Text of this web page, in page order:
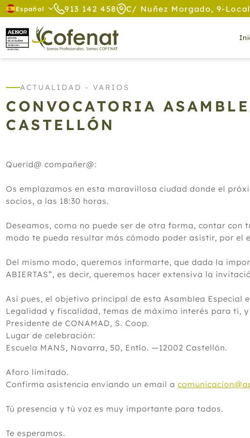
Español 913 142 458 C/ Nuñez Morgado, 9-
ACTUALIDAD - VARIOS
CONVOCATORIA
CASTELLÓN
Querid@ compañer@:
Os emplazamos en esta maravillosa ciudad donde el
socios, a las 18:30 horas.
Deseamos, como no puede ser de otra forma, contar con
modo te pueda resultar más cómodo poder asistir, por el
Del mismo modo, queremos informarte, que dada la
ABIERTAS”, es decir, queremos hacer extensiva la
Así pues, el objetivo principal de esta Asamblea Especial
Legalidad y fiscalidad, temas de máximo interés para ti,
Presidente de CONAMAD, S. Coop.
Lugar de celebración:
Escuela MANS, Navarra, 50, Entlo. —12002 Castellón.
Aforo limitado.
Confirma asistencia enviando un email a
Tú presencia y tú voz es muy importante para todos.
Te esperamos.